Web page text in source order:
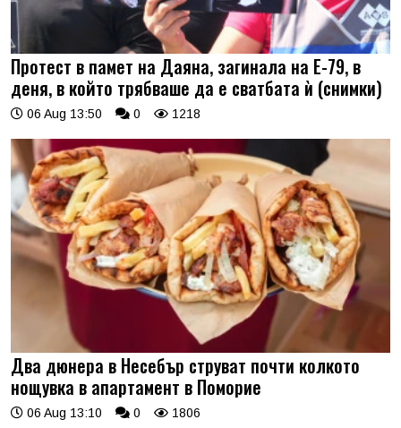
Протест в памет на Даяна, загинала на Е-79, в
деня, в който трябваше да е сватбата ѝ (снимки)
06 Aug 13:50 0 1218
Два дюнера в Несебър струват почти колкото
нощувка в апартамент в Поморие
06 Aug 13:10 0 1806